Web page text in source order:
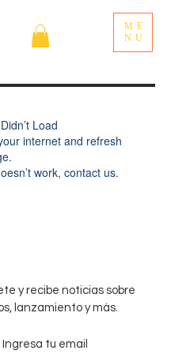
ME
NU
Load
internet and refresh
work, contact us.
y recibe noticias sobre
lanzamiento y más.